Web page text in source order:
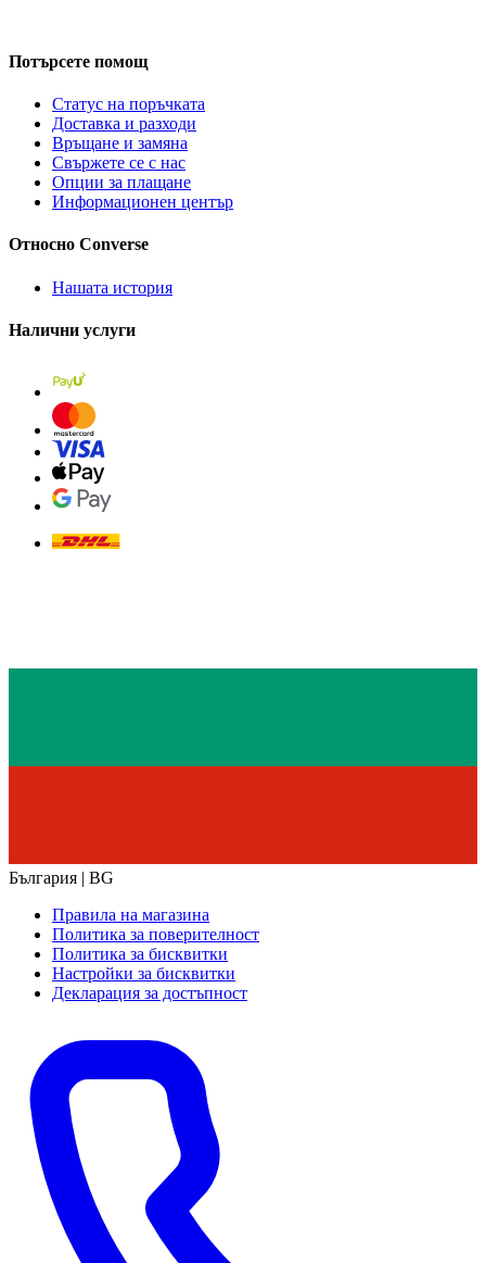
Потърсете помощ
Статус на поръчката
Доставка и разходи
Връщане и замяна
Свържете се с нас
Опции за плащане
Информационен център
Относно Converse
Нашата история
Налични услуги
България | BG
Правила на магазина
Политика за поверителност
Политика за бисквитки
Настройки за бисквитки
Декларация за достъпност